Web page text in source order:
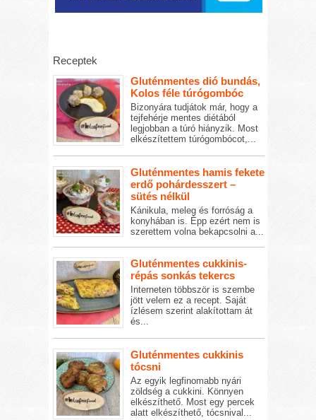
Receptek
Gluténmentes dió bundás,
Kolos féle túrógombóc
Bizonyára tudjátok már, hogy a
tejfehérje mentes diétából
legjobban a túró hiányzik. Most
elkészítettem túrógombócot,...
Gluténmentes hamis fekete
erdő pohárdesszert –
sütés nélkül
Kánikula, meleg és forróság a
konyhában is. Épp ezért nem is
szerettem volna bekapcsolni a...
Gluténmentes cukkinis-
répás sonkás tekercs
Interneten többször is szembe
jött velem ez a recept. Saját
ízlésem szerint alakítottam át
és...
Gluténmentes cukkinis
tócsni
Az egyik legfinomabb nyári
zöldség a cukkini. Könnyen
elkészíthető. Most egy percek
alatt elkészíthető, tócsnival...